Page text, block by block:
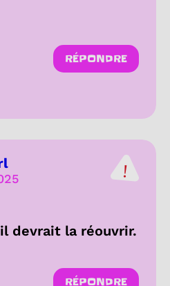
les réactions
RÉPONDRE
devrait la réouvrir.
RÉPONDRE